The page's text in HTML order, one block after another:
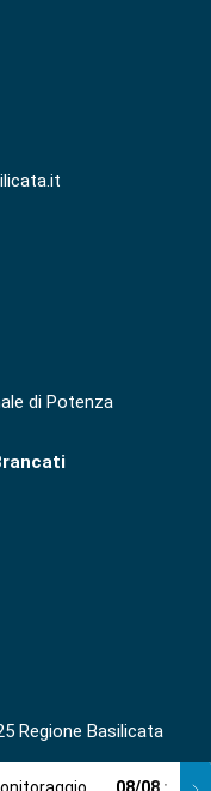
di Potenza
Regione Basilicata